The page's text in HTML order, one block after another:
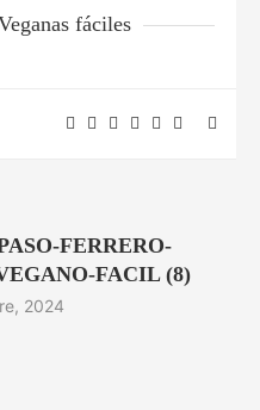
fáciles
FERRERO-
FACIL (8)
2024